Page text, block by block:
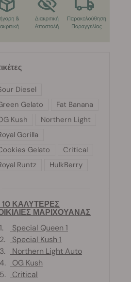
Diesel
Gelato
Fat Banana
Kush
Northern Light
Gorilla
Gelato
Critical
Runtz
HulkBerry
10 ΚΑΛΥΤΕΡΕΣ
ΜΑΡΙΧΟΥΑΝΑΣ
1.
Special Queen 1
2.
Special Kush 1
3.
Northern Light Auto
4.
OG Kush
5.
Critical